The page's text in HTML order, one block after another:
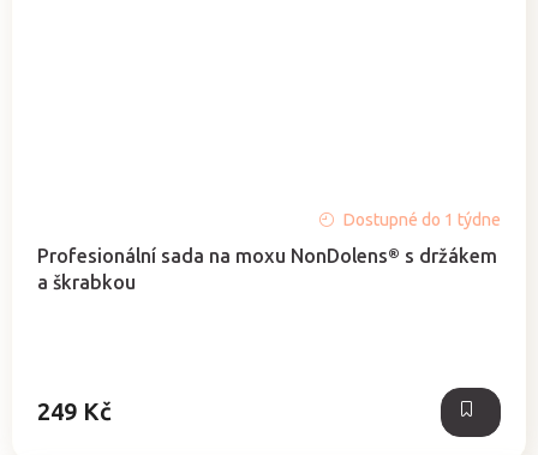
Profesionální sada na moxu NonDolens® s držákem
a škrabkou
Dostupné do 1 týdne
249 Kč